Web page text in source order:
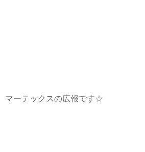
マーテックスの広報です☆